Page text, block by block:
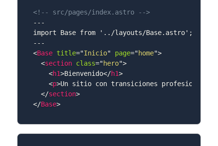
<!-- src/pages/index.astro -->
---
import Base from '../layouts/Base.astro';
<Base title="Inicio" page="home">
<section class="hero">
<h1>Bienvenido</h1>
<p>Un sitio con transiciones profesionales.
</section>
</Base>